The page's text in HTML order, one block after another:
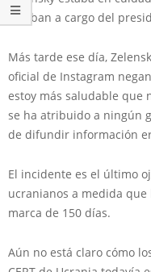
estaban a cargo del
Más tarde ese día,
oficial de Instagram
estoy más saludable que
se ha atribuido a ningún
de difundir información
El incidente es el último
ucranianos a medida
marca de 150 días.
Aún no está claro cómo